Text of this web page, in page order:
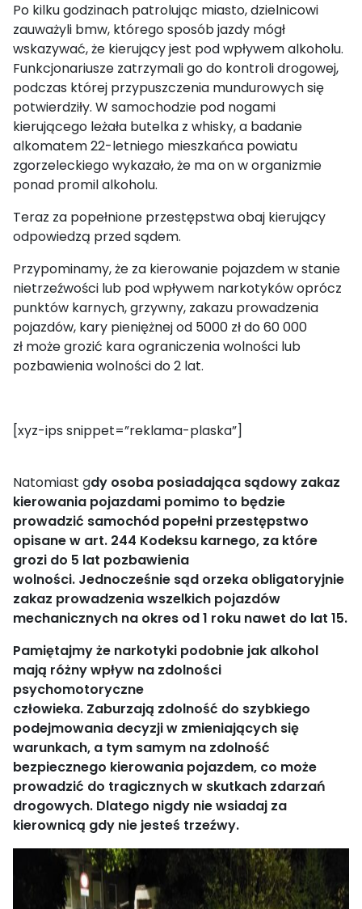
Po kilku godzinach patrolując miasto, dzielnicowi
zauważyli bmw, którego sposób jazdy mógł
wskazywać, że kierujący jest pod wpływem alkoholu.
Funkcjonariusze zatrzymali go do kontroli drogowej,
podczas której przypuszczenia mundurowych się
potwierdziły. W samochodzie pod nogami
kierującego leżała butelka z whisky, a badanie
alkomatem 22-letniego mieszkańca powiatu
zgorzeleckiego wykazało, że ma on w organizmie
ponad promil alkoholu.
Teraz za popełnione przestępstwa obaj kierujący
odpowiedzą przed sądem.
Przypominamy, że za kierowanie pojazdem w stanie
nietrzeźwości lub pod wpływem narkotyków oprócz
punktów karnych, grzywny, zakazu prowadzenia
pojazdów, kary pieniężnej od 5000 zł do 60 000
zł może grozić kara ograniczenia wolności lub
pozbawienia wolności do 2 lat.
[xyz-ips snippet=”reklama-plaska”]
Natomiast gdy osoba posiadająca sądowy zakaz
kierowania pojazdami pomimo to będzie
prowadzić samochód popełni przestępstwo
opisane w art. 244 Kodeksu karnego, za które
grozi do 5 lat pozbawienia
wolności. Jednocześnie sąd orzeka obligatoryjnie
zakaz prowadzenia wszelkich pojazdów
mechanicznych na okres od 1 roku nawet do lat 15.
Pamiętajmy że narkotyki podobnie jak alkohol
mają różny wpływ na zdolności
psychomotoryczne
człowieka. Zaburzają zdolność do szybkiego
podejmowania decyzji w zmieniających się
warunkach, a tym samym na zdolność
bezpiecznego kierowania pojazdem, co może
prowadzić do tragicznych w skutkach zdarzań
drogowych. Dlatego nigdy nie wsiadaj za
kierownicą gdy nie jesteś trzeźwy.